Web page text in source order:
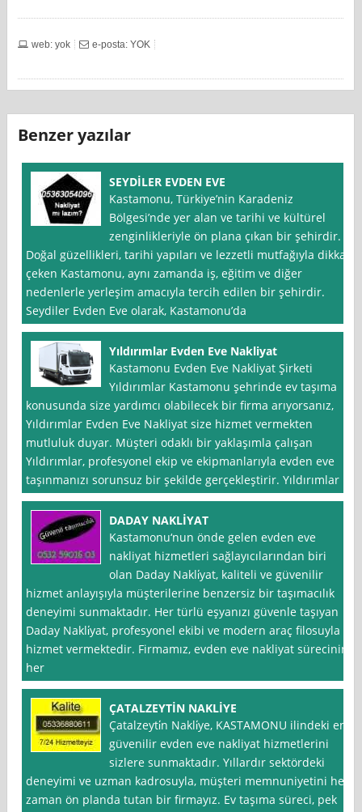
web: yok e-posta: YOK
Benzer yazılar
SEYDİLER EVDEN EVE
Kastamonu, Türkiye’nin Karadeniz
Bölgesi’nde yer alan ve tarihi ve kültürel
zenginlikleriyle ön plana çıkan bir şehirdir.
Doğal güzellikleri, tarihi yapıları ve lezzetli mutfağıyla dikkat
çeken Kastamonu, aynı zamanda iş, eğitim ve diğer
nedenlerle yerleşim amacıyla tercih edilen bir şehirdir.
Seydiler Evden Eve olarak, Kastamonu’da
Yıldırımlar Evden Eve Nakliyat
Kastamonu Evden Eve Nakliyat Şirketi
Yıldırımlar Kastamonu şehrinde ev taşıma
konusunda size yardımcı olabilecek bir firma arıyorsanız,
Yıldırımlar Evden Eve Nakliyat size hizmet vermekten
mutluluk duyar. Müşteri odaklı bir yaklaşımla çalışan
Yıldırımlar, profesyonel ekip ve ekipmanlarıyla evden eve
taşınmanızı sorunsuz bir şekilde gerçekleştirir. Yıldırımlar
DADAY NAKLİYAT
Kastamonu‘nun önde gelen evden eve
nakliyat hizmetleri sağlayıcılarından biri
olan Daday Nakli̇yat, kaliteli ve güvenilir
hizmet anlayışıyla müşterilerine benzersiz bir taşımacılık
deneyimi sunmaktadır. Her türlü eşyanızı güvenle taşıyan
Daday Nakli̇yat, profesyonel ekibi ve modern araç filosuyla
hizmet vermektedir. Firmamız, evden eve nakliyat sürecinin
her
ÇATALZEYTİN NAKLİYE
Çatalzeyti̇n Nakli̇ye, KASTAMONU ilindeki en
güvenilir evden eve nakliyat hizmetlerini
sizlere sunmaktadır. Yıllardır sektördeki
deneyimi ve uzman kadrosuyla, müşteri memnuniyetini her
zaman ön planda tutan bir firmayız. Ev taşıma süreci, pek